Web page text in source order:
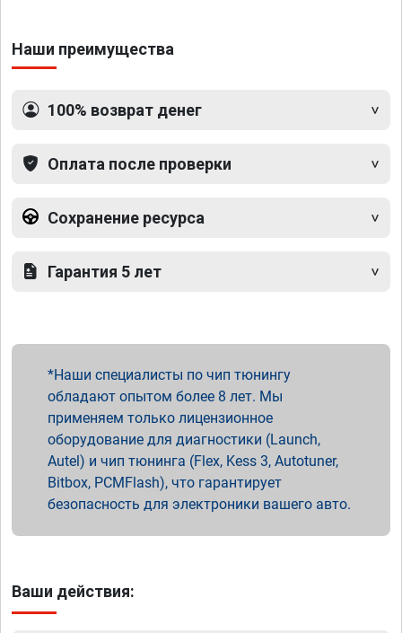
Наши преимущества
100% возврат денег
Оплата после проверки
Сохранение ресурса
Гарантия 5 лет
Наши специалисты по чип тюнингу
обладают опытом более 8 лет. Мы
применяем только лицензионное
оборудование для диагностики (Launch,
Autel) и чип тюнинга (Flex, Kess 3, Autotuner,
Bitbox, PCMFlash), что гарантирует
безопасность для электроники вашего авто.
Ваши действия: